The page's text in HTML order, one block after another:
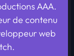
AAA.
de contenu
web